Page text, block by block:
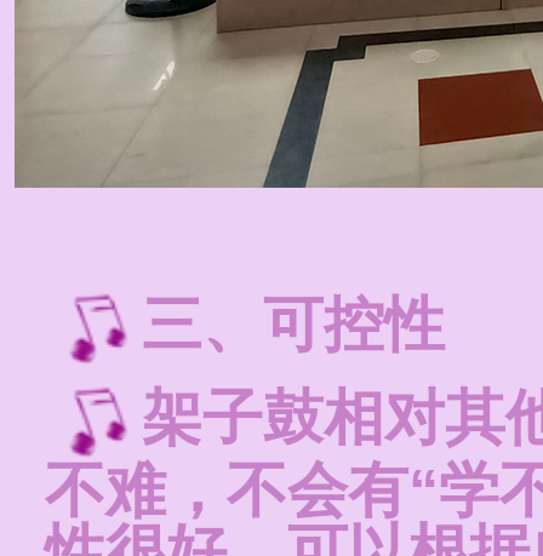
三、可控性
架子鼓相对其
不难，不会有“学